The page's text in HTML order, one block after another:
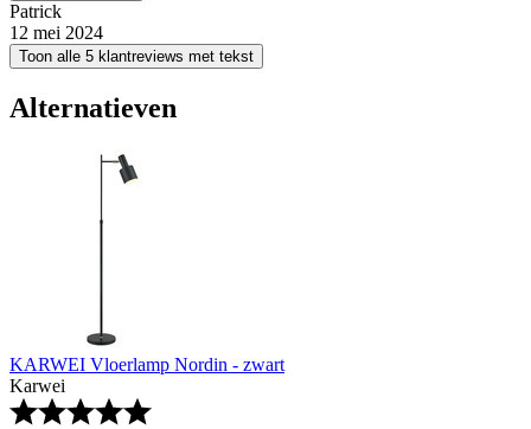
Patrick
12 mei 2024
Toon alle 5 klantreviews met tekst
Alternatieven
KARWEI Vloerlamp Nordin - zwart
Karwei